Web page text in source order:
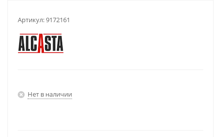
Артикул:9172161
Нет в наличии